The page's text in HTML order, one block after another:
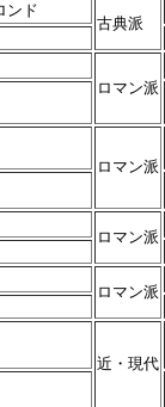
ンド
古典派
ロマン派
ロマン派
ロマン派
ロマン派
近・現代